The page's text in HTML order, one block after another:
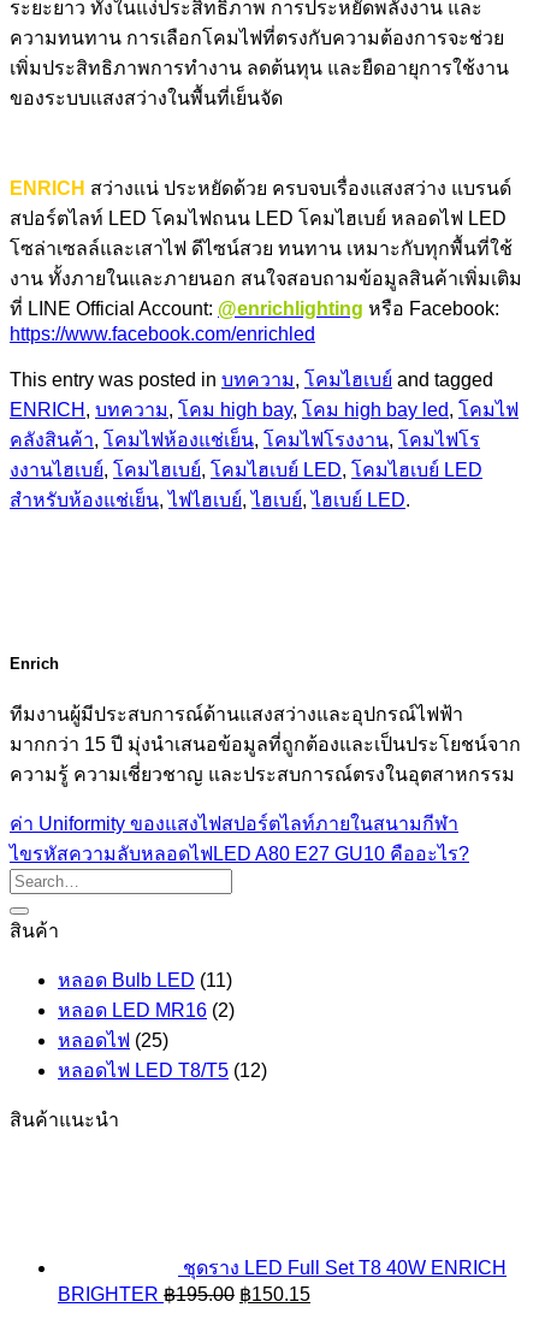
ระยะยาว ทั้งในแง่ประสิทธิภาพ การประหยัดพลังงาน และ
ความทนทาน การเลือกโคมไฟที่ตรงกับความต้องการจะช่วย
เพิ่มประสิทธิภาพการทำงาน ลดต้นทุน และยืดอายุการใช้งาน
ของระบบแสงสว่างในพื้นที่เย็นจัด
ENRICH สว่างแน่ ประหยัดด้วย ครบจบเรื่องแสงสว่าง แบรนด์
สปอร์ตไลท์ LED โคมไฟถนน LED โคมไฮเบย์ หลอดไฟ LED
โซล่าเซลล์และเสาไฟ ดีไซน์สวย ทนทาน เหมาะกับทุกพื้นที่ใช้
งาน ทั้งภายในและภายนอก สนใจสอบถามข้อมูลสินค้าเพิ่มเติม
ที่ LINE Official Account: @enrichlighting หรือ Facebook:
https://www.facebook.com/enrichled
This entry was posted in บทความ, โคมไฮเบย์ and tagged
ENRICH , บทความ, โคม high bay, โคม high bay led, โคมไฟ
คลังสินค้า, โคมไฟห้องแช่เย็น, โคมไฟโรงงาน, โคมไฟโร
งงานไฮเบย์, โคมไฮเบย์, โคมไฮเบย์ LED, โคมไฮเบย์ LED
สำหรับห้องแช่เย็น,ไฟไฮเบย์,ไฮเบย์,ไฮเบย์ LED.
Enrich
ทีมงานผู้มีประสบการณ์ด้านแสงสว่างและอุปกรณ์ไฟฟ้า
มากกว่า 15 ปี มุ่งนำเสนอข้อมูลที่ถูกต้องและเป็นประโยชน์จาก
ความรู้ ความเชี่ยวชาญ และประสบการณ์ตรงในอุตสาหกรรม
ค่า Uniformity ของแสงไฟสปอร์ตไลท์ภายในสนามกีฬา
ไขรหัสความลับหลอดไฟLED A80 E27 GU10 คืออะไร?
สินค้า
หลอด Bulb LED (11)
หลอด LED MR16 (2)
หลอดไฟ (25)
หลอดไฟ LED T8/T5 (12)
สินค้าแนะนำ
ชุดราง LED Full Set T8 40W ENRICH
BRIGHTER ฿195.00 Original
฿150.15Current